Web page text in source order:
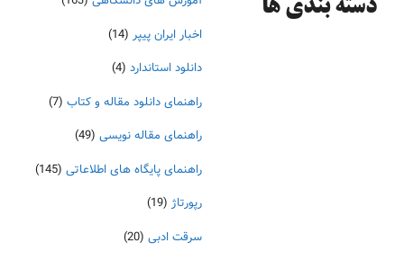
دسته‌ بندی ها
اخبار ایران پیپر (14)
دانلود استاندارد (4)
راهنمای دانلود مقاله و کتاب (7)
راهنمای مقاله نویسی (49)
راهنمای پایگاه های اطلاعاتی (145)
رپورتاژ (19)
سرقت ادبی (20)